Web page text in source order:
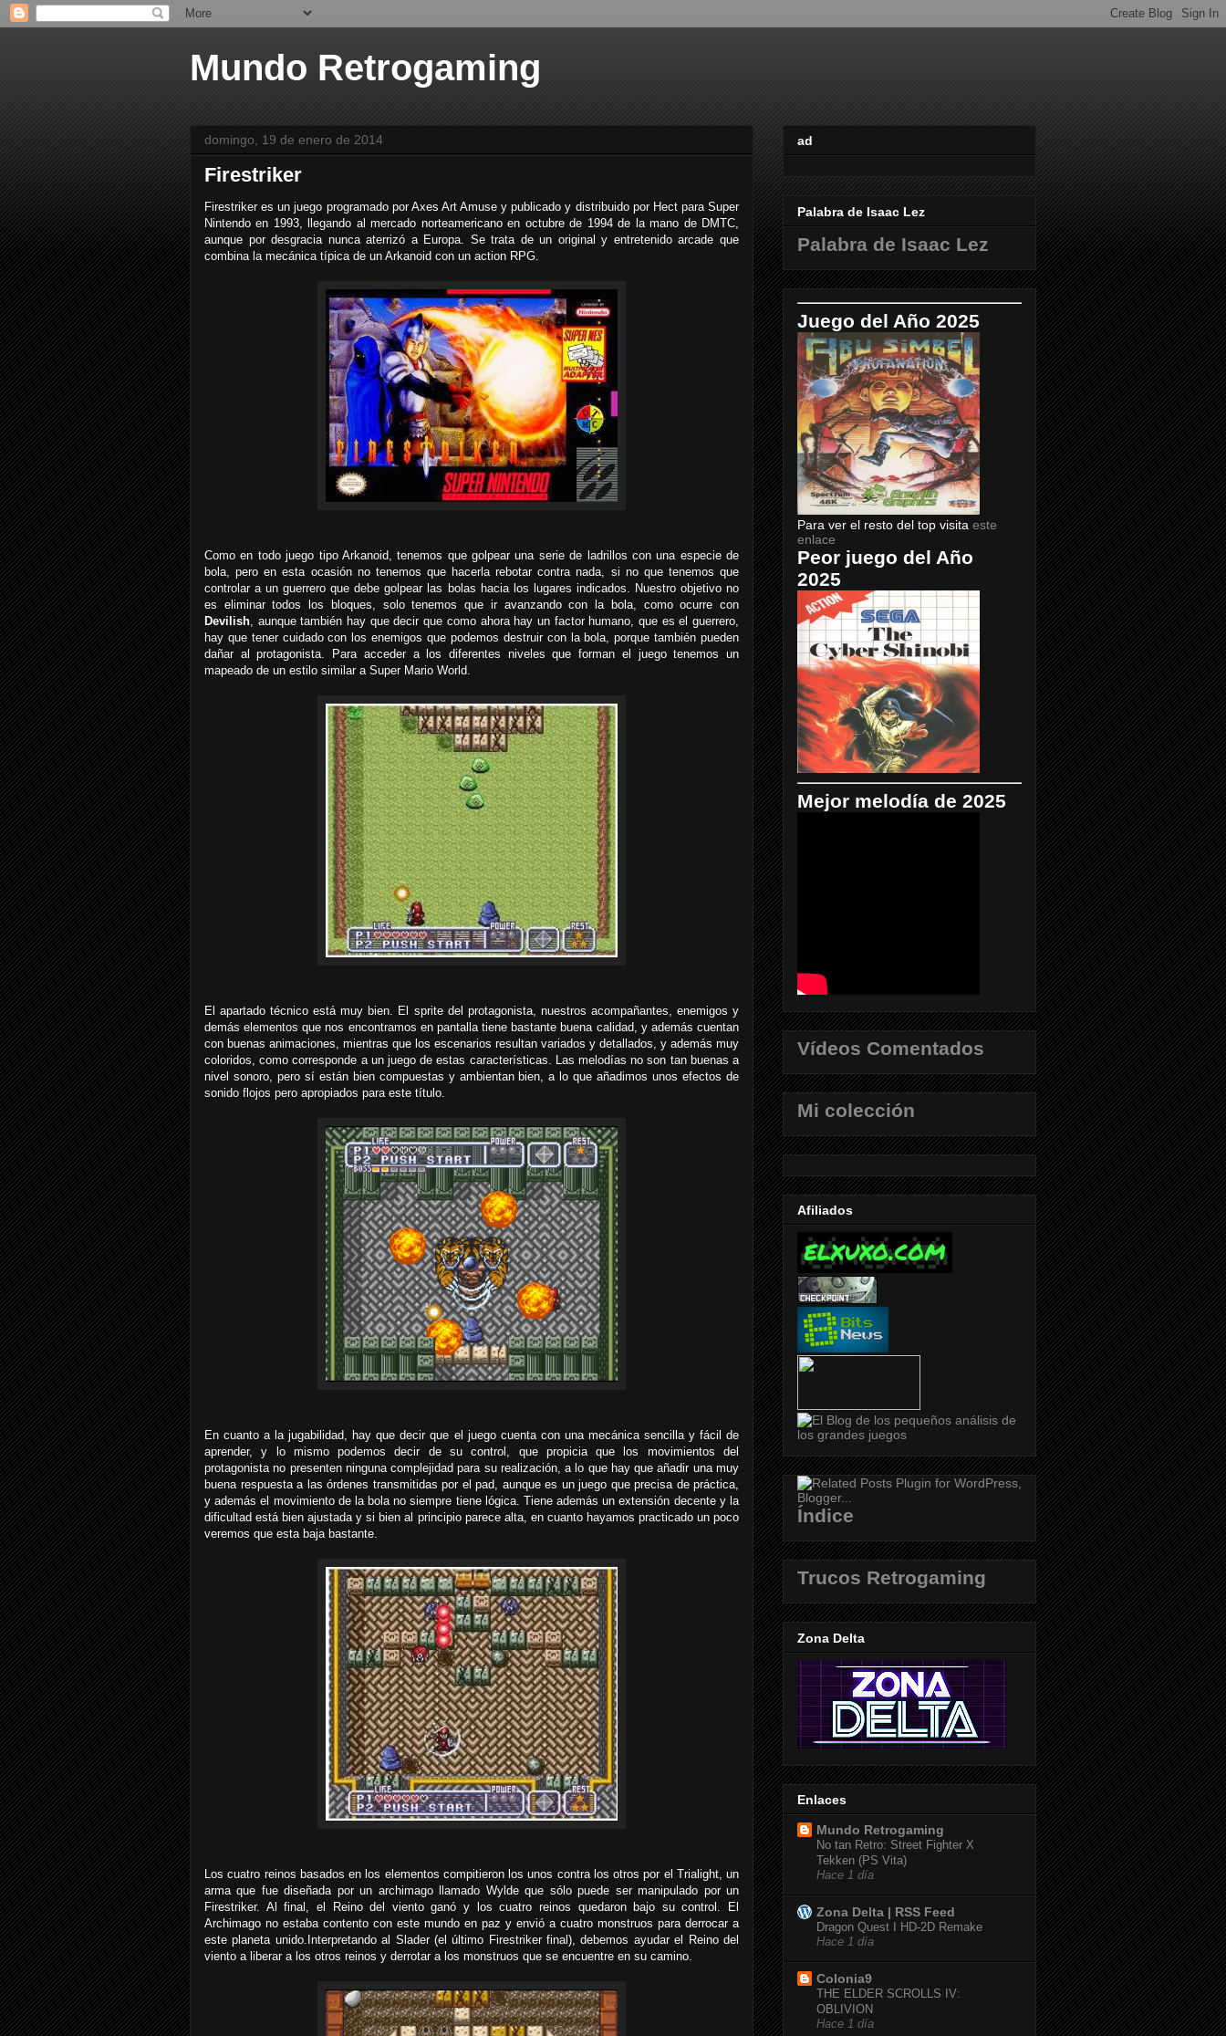
Mundo Retrogaming
domingo, 19 de enero de 2014
Firestriker
Firestriker es un juego programado por Axes Art Amuse y publicado y distribuido por Hect para Super
Nintendo en 1993, llegando al mercado norteamericano en octubre de 1994 de la mano de DMTC,
aunque por desgracia nunca aterrizó a Europa. Se trata de un original y entretenido arcade que
combina la mecánica típica de un Arkanoid con un action RPG.
Como en todo juego tipo Arkanoid, tenemos que golpear una serie de ladrillos con una especie de
bola, pero en esta ocasión no tenemos que hacerla rebotar contra nada, si no que tenemos que
controlar a un guerrero que debe golpear las bolas hacia los lugares indicados. Nuestro objetivo no
es eliminar todos los bloques, solo tenemos que ir avanzando con la bola, como ocurre con
Devilish, aunque también hay que decir que como ahora hay un factor humano, que es el guerrero,
hay que tener cuidado con los enemigos que podemos destruir con la bola, porque también pueden
dañar al protagonista. Para acceder a los diferentes niveles que forman el juego tenemos un
mapeado de un estilo similar a Super Mario World.
El apartado técnico está muy bien. El sprite del protagonista, nuestros acompañantes, enemigos y
demás elementos que nos encontramos en pantalla tiene bastante buena calidad, y además cuentan
con buenas animaciones, mientras que los escenarios resultan variados y detallados, y además muy
coloridos, como corresponde a un juego de estas características. Las melodías no son tan buenas a
nivel sonoro, pero sí están bien compuestas y ambientan bien, a lo que añadimos unos efectos de
sonido flojos pero apropiados para este título.
En cuanto a la jugabilidad, hay que decir que el juego cuenta con una mecánica sencilla y fácil de
aprender, y lo mismo podemos decir de su control, que propicia que los movimientos del
protagonista no presenten ninguna complejidad para su realización, a lo que hay que añadir una muy
buena respuesta a las órdenes transmitidas por el pad, aunque es un juego que precisa de práctica,
y además el movimiento de la bola no siempre tiene lógica. Tiene además un extensión decente y la
dificultad está bien ajustada y si bien al principio parece alta, en cuanto hayamos practicado un poco
veremos que esta baja bastante.
Los cuatro reinos basados en los elementos compitieron los unos contra los otros por el Trialight, un
arma que fue diseñada por un archimago llamado Wylde que sólo puede ser manipulado por un
Firestriker. Al final, el Reino del viento ganó y los cuatro reinos quedaron bajo su control. El
Archimago no estaba contento con este mundo en paz y envió a cuatro monstruos para derrocar a
este planeta unido.Interpretando al Slader (el último Firestriker final), debemos ayudar el Reino del
viento a liberar a los otros reinos y derrotar a los monstruos que se encuentre en su camino.
ad
Palabra de Isaac Lez
Palabra de Isaac Lez
Juego del Año 2025
Para ver el resto del top visita este
enlace
Peor juego del Año
2025
Mejor melodía de 2025
Vídeos Comentados
Mi colección
Afiliados
Índice
Trucos Retrogaming
Zona Delta
Enlaces
Mundo Retrogaming
No tan Retro: Street Fighter X
Tekken (PS Vita)
Hace 1 día
Zona Delta | RSS Feed
Dragon Quest I HD-2D Remake
Hace 1 día
Colonia9
THE ELDER SCROLLS IV:
OBLIVION
Hace 1 día